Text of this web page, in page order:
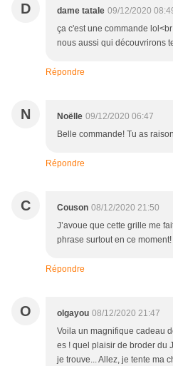
D dame tatale 09/12/2020
ça c'est une commande
nous aussi qui découvrirons
Répondre
N Noëlle 09/12/2020 06:47
Belle commande! Tu as
Répondre
C Couson 08/12/2020 21:50
J’avoue que cette grille me
phrase surtout en ce
Répondre
O olgayou 08/12/2020 21:47
Voila un magnifique cadeau
es ! quel plaisir de broder du
je trouve... Allez, je tente ma